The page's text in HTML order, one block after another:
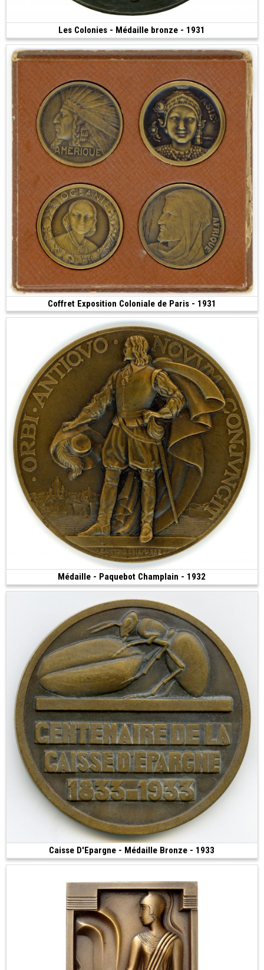
Les Colonies - Médaille bronze - 1931
(1931 • Paris • 356.08 g • 102.71 mm)
Coffret Exposition Coloniale de Paris - 1931
(1931 • Paris)
Médaille - Paquebot Champlain - 1932
(1932 • 146.00 g • 68 mm)
Caisse D'Epargne - Médaille Bronze - 1933
(1933 • 89.02 g • 57 mm)